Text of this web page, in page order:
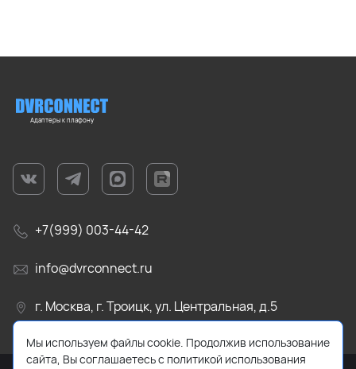
Адаптеры к плафону
+7(999) 003-44-42
info@dvrconnect.ru
г. Москва, г. Троицк, ул. Центральная, д.5
Мы используем файлы cookie. Продолжив использование
сайта, Вы соглашаетесь с политикой использования